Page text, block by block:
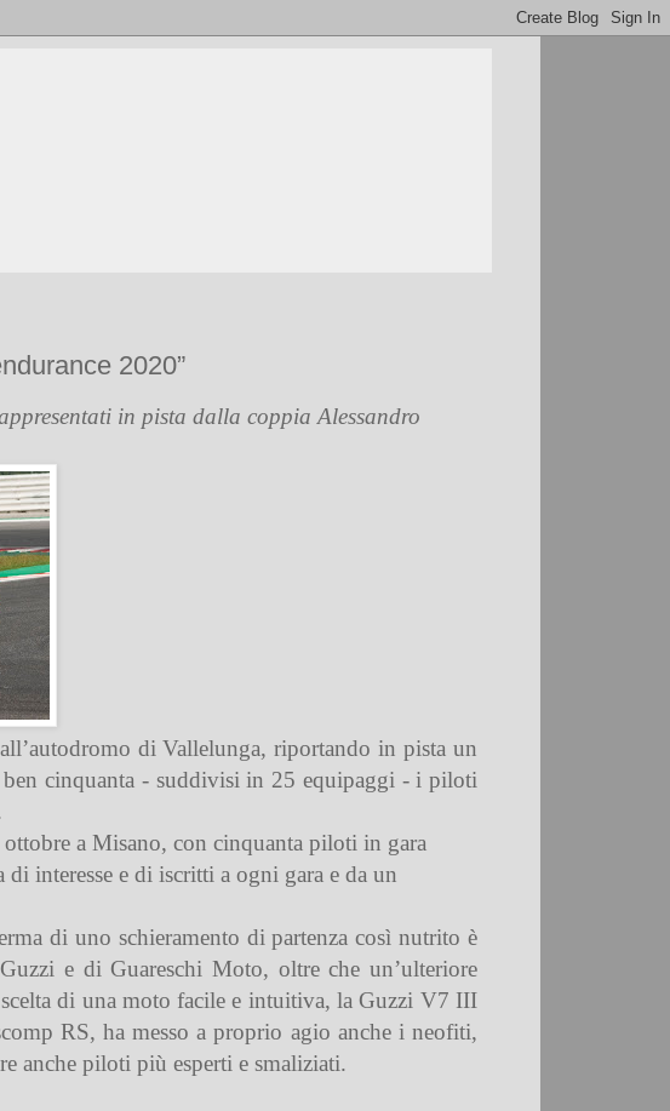
2020”
in pista dalla coppia Alessandro
di Vallelunga, riportando in pista un
cinquanta - suddivisi in 25 equipaggi - i piloti
a Misano, con cinquanta piloti in gara
di interesse e di iscritti a ogni gara e da un
di uno schieramento di partenza così nutrito è
e di Guareschi Moto, oltre che un’ulteriore
di una moto facile e intuitiva, la Guzzi V7 III
RS, ha messo a proprio agio anche i neofiti,
anche piloti più esperti e smaliziati.